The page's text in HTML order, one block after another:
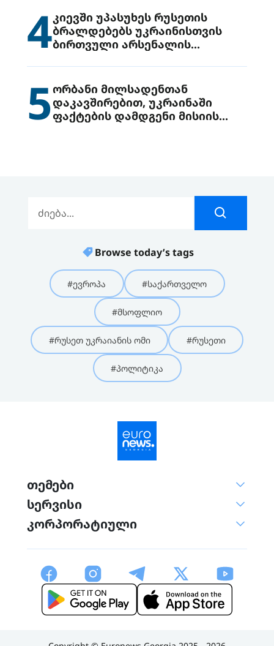
4კიევში უპასუხეს რუსეთის
ბრალდებებს უკრაინისთვის
ბირთვული არსენალის
5ორბანი მილსადენთან
დაკავშირებით, უკრაინაში
ფაქტების დამდგენი მისიის
Browse today’s tags
#ევროპა #საქართველო
#მსოფლიო
#რუსეთ უკრაიანის ომი #რუსეთი
#პოლიტიკა
თემები
სერვისი
კორპორატიული